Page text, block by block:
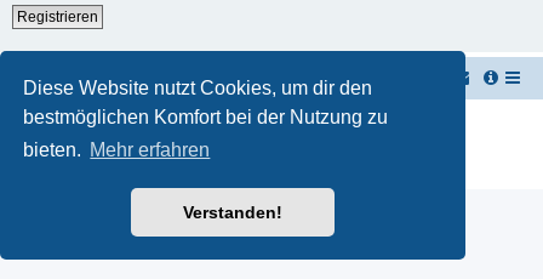
Diese Website nutzt Cookies, um dir den
bestmöglichen Komfort bei der Nutzung zu
bieten. Mehr erfahren
Verstanden!
Registrieren
TUK TUK Thailand Reisetipps Foren-Übersicht
Powered byphpBB ® Forum Software © phpBB Limited
Deutsche Übersetzung durch